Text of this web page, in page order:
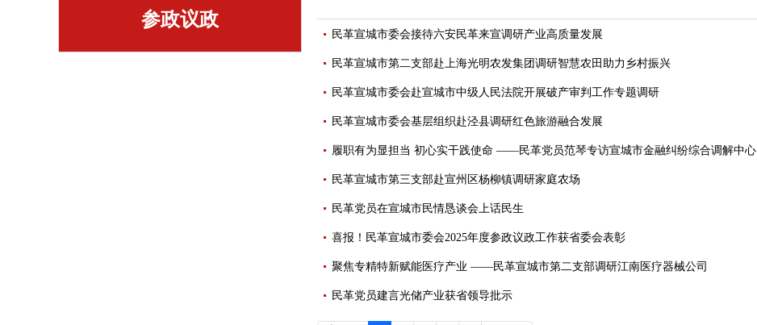
参政议政
民革宣城市委会接待六安民革来宣调研产业高质量发展
民革宣城市第二支部赴上海光明农发集团调研智慧农田助力乡村振兴
民革宣城市委会赴宣城市中级人民法院开展破产审判工作专题调研
民革宣城市委会基层组织赴泾县调研红色旅游融合发展
履职有为显担当 初心实干践使命 ——民革党员范琴专访宣城市金融纠纷综合调解中心
民革宣城市第三支部赴宣州区杨柳镇调研家庭农场
民革党员在宣城市民情恳谈会上话民生
喜报！民革宣城市委会2025年度参政议政工作获省委会表彰
聚焦专精特新赋能医疗产业 ——民革宣城市第二支部调研江南医疗器械公司
民革党员建言光储产业获省领导批示